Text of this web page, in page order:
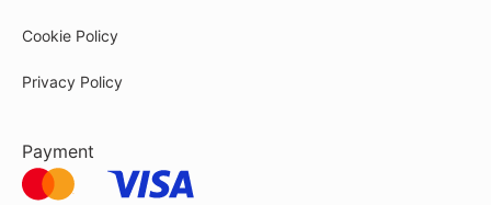
Cookie Policy
Privacy Policy
Payment